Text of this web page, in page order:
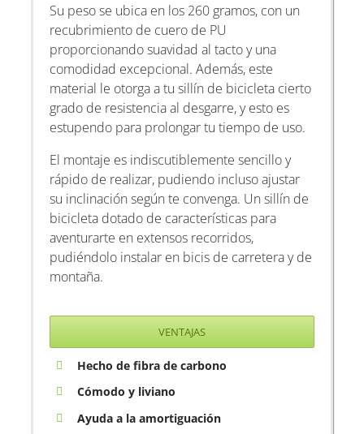
Su peso se ubica en los 260 gramos, con un
recubrimiento de cuero de PU
proporcionando suavidad al tacto y una
comodidad excepcional. Además, este
material le otorga a tu sillín de bicicleta cierto
grado de resistencia al desgarre, y esto es
estupendo para prolongar tu tiempo de uso.
El montaje es indiscutiblemente sencillo y
rápido de realizar, pudiendo incluso ajustar
su inclinación según te convenga. Un sillín de
bicicleta dotado de características para
aventurarte en extensos recorridos,
pudiéndolo instalar en bicis de carretera y de
montaña.
VENTAJAS
Hecho de fibra de carbono
Cómodo y liviano
Ayuda a la amortiguación